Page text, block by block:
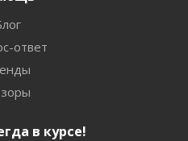
ответ
в курсе!